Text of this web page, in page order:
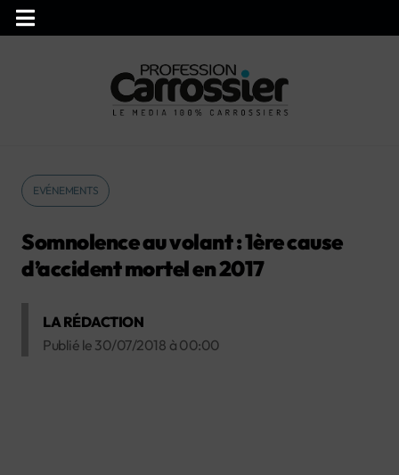
EVÉNEMENTS
Somnolence au volant : 1ère cause
d’accident mortel en 2017
LA RÉDACTION
Publié le 30/07/2018 à 00:00